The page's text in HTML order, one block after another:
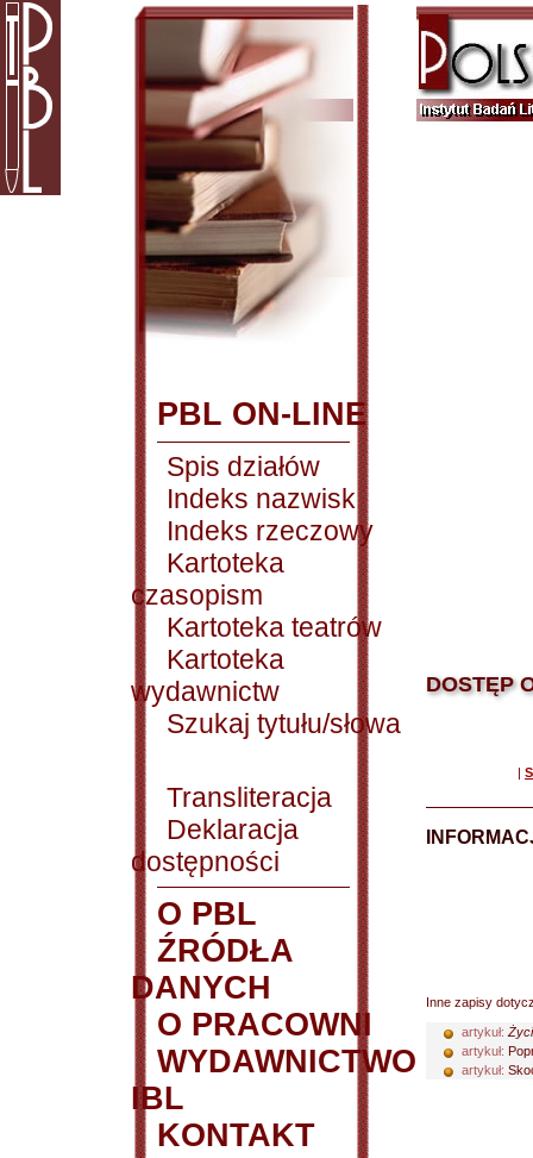
PBL ON-LINE
Spis działów
Indeks nazwisk
Indeks rzeczowy
Kartoteka
czasopism
Kartoteka teatrów
Kartoteka
wydawnictw
Szukaj tytułu/słowa
Transliteracja
Deklaracja
dostępności
O PBL
ŹRÓDŁA
DANYCH
O PRACOWNI
WYDAWNICTWO
IBL
KONTAKT
DOSTĘP
|
Inne zapisy
artykuł:
artykuł:
artykuł: